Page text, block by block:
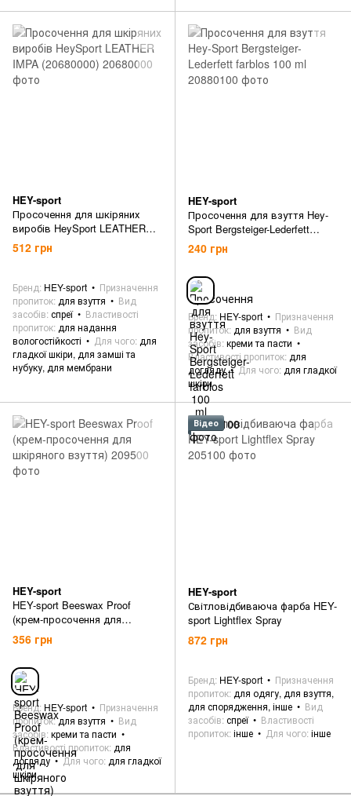
HEY-sport
Просочення для шкіряних
виробів HeySport LEATHER
IMPA (20680000)
512 грн
Бренд HEY-sport
Призначення
пропиток для взуття
Вид
засобів спреї
Властивості
пропиток для надання
вологостійкості
Для чого для
гладкої шкіри, для замші та
нубуку, для мембрани
HEY-sport
Просочення для взуття Hey-
Sport Bergsteiger-Lederfett
farblos 100 ml
240 грн
Бренд HEY-sport
Призначення
пропиток для взуття
Вид
засобів креми та пасти
Властивості пропиток для
догляду
Для чого для гладкої
шкіри
HEY-sport
HEY-sport Beeswax Proof
(крем-просочення для
шкіряного взуття)
356 грн
Бренд HEY-sport
Призначення
пропиток для взуття
Вид
засобів креми та пасти
Властивості пропиток для
догляду
Для чого для гладкої
шкіри
Відео
HEY-sport
Світловідбиваюча фарба HEY-
sport Lightflex Spray
872 грн
Бренд HEY-sport
Призначення
пропиток для одягу, для взуття,
для спорядження, інше
Вид
засобів спреї
Властивості
пропиток інше Для чого інше